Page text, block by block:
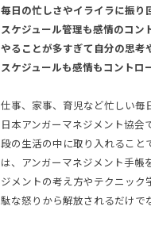
毎日の忙しさやイライラに振り
スケジュール管理も感情のコン
やることが多すぎて自分の思考
スケジュールも感情もコントロ
仕事、家事、育児など忙しい毎
日本アンガーマネジメント協
段の生活の中に取り入れること
は、アンガーマネジメント手
ジメントの考え方やテクニック
駄な怒りから解放されるだけで